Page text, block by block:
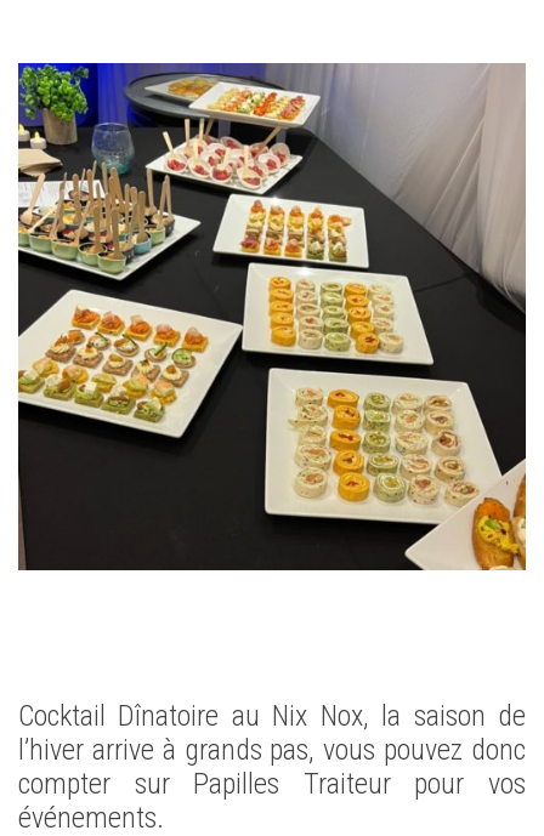
Cocktail Dînatoire au Nix Nox, la saison de
l’hiver arrive à grands pas, vous pouvez donc
compter sur Papilles Traiteur pour vos
événements.